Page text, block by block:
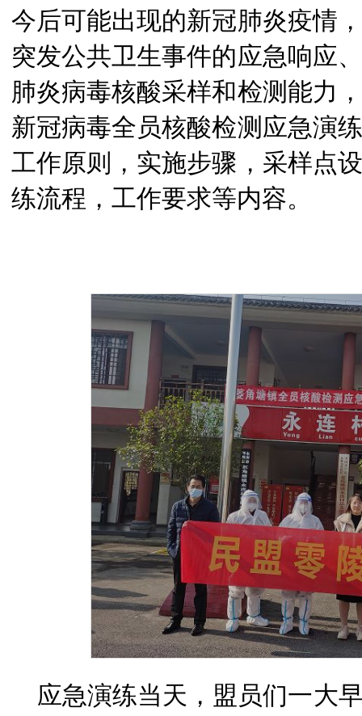
今后可能出现的新冠肺炎疫情
突发公共卫生事件的应急响应
肺炎病毒核酸采样和检测能力
新冠病毒全员核酸检测应急演
工作原则，实施步骤，采样点
练流程，工作要求等内容。
应急演练当天，盟员们一大